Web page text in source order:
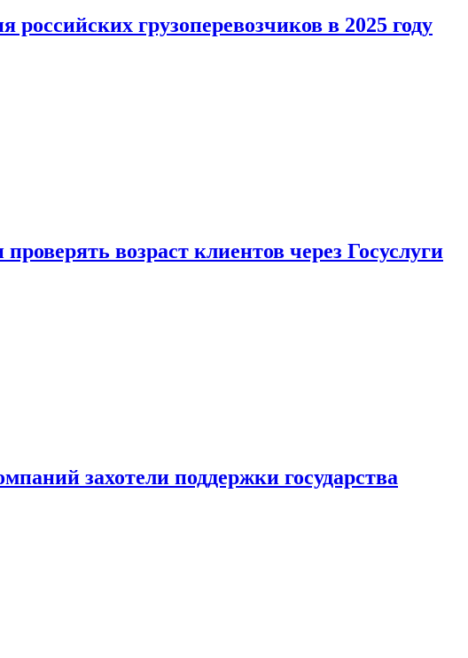
грузоперевозчиков в 2025 году
возраст клиентов через Госуслуги
захотели поддержки государства